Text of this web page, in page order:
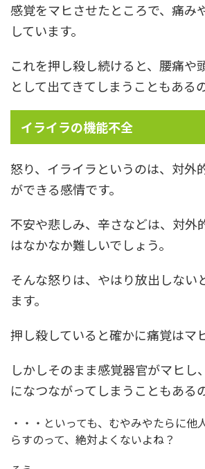
感覚をマヒさせたところで、痛み
しています。
これを押し殺し続けると、腰痛や
として出てきてしまうこともある
イライラの機能不全
怒り、イライラというのは、対外
ができる感情です。
不安や悲しみ、辛さなどは、対外
はなかなか難しいでしょう。
そんな怒りは、やはり放出しない
ます。
押し殺していると確かに痛覚はマ
しかしそのまま感覚器官がマヒし
になつながってしまうこともある
・・・といっても、むやみやたらに他
らすのって、絶対よくないよね？